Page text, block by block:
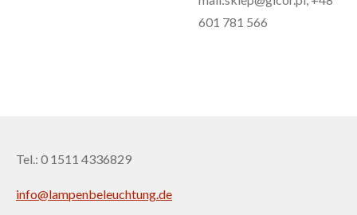
601 781 566
Tel.: 0 1511 4336829
info@lampenbeleuchtung.de